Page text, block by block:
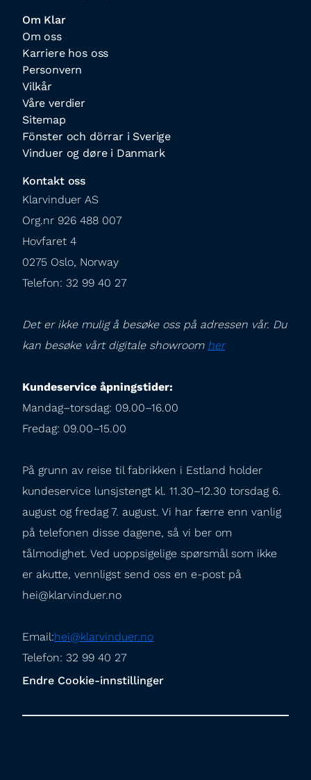
Om Klar
Om oss
Karriere hos oss
Personvern
Vilkår
Våre verdier
Sitemap
Fönster och dörrar i Sverige
Vinduer og døre i Danmark
Kontakt oss
Klarvinduer AS
Org.nr 926 488 007
Hovfaret 4
0275 Oslo, Norway
Telefon: 32 99 40 27
Det er ikke mulig å besøke oss på adressen vår. Du
kan besøke vårt digitale showroom her
Kundeservice åpningstider:
Mandag–torsdag: 09.00–16.00
Fredag: 09.00–15.00
På grunn av reise til fabrikken i Estland holder
kundeservice lunsjstengt kl. 11.30–12.30 torsdag 6.
august og fredag 7. august. Vi har færre enn vanlig
på telefonen disse dagene, så vi ber om
tålmodighet. Ved uoppsigelige spørsmål som ikke
er akutte, vennligst send oss en e-post på
hei@klarvinduer.no
Email:hei@klarvinduer.no
Telefon: 32 99 40 27
Endre Cookie-innstillinger